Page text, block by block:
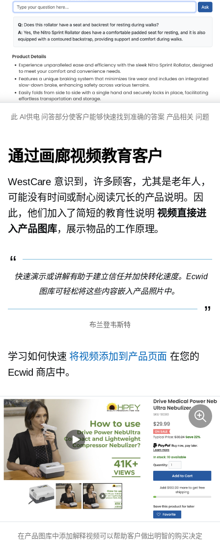
此 AI供电问答部分使客户能够快速找到准确的答案 产品相关 问题
通过画廊视频教育客户
WestCare 意识到，许多顾客，尤其是老年人，
可能没有时间或耐心阅读冗长的产品说明。因
此，他们加入了简短的教育性说明视频直接进
入产品图库，展示物品的工作原理。
快速演示或讲解有助于建立信任并加快转化速度。Ecwid
图库可轻松将这些内容嵌入产品照片中。
布兰登韦斯特
学习如何快速 将视频添加到产品页面 在您的
Ecwid 商店中。
在产品图库中添加解释视频可以帮助客户做出明智的购买决定